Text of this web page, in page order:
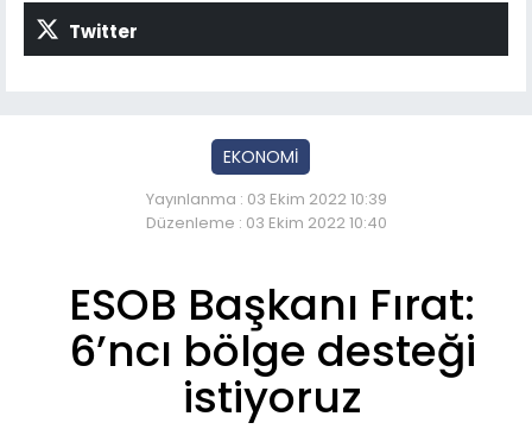
Twitter
EKONOMİ
Yayınlanma : 03 Ekim 2022 10:39
Düzenleme : 03 Ekim 2022 10:40
ESOB Başkanı Fırat:
6’ncı bölge desteği
istiyoruz